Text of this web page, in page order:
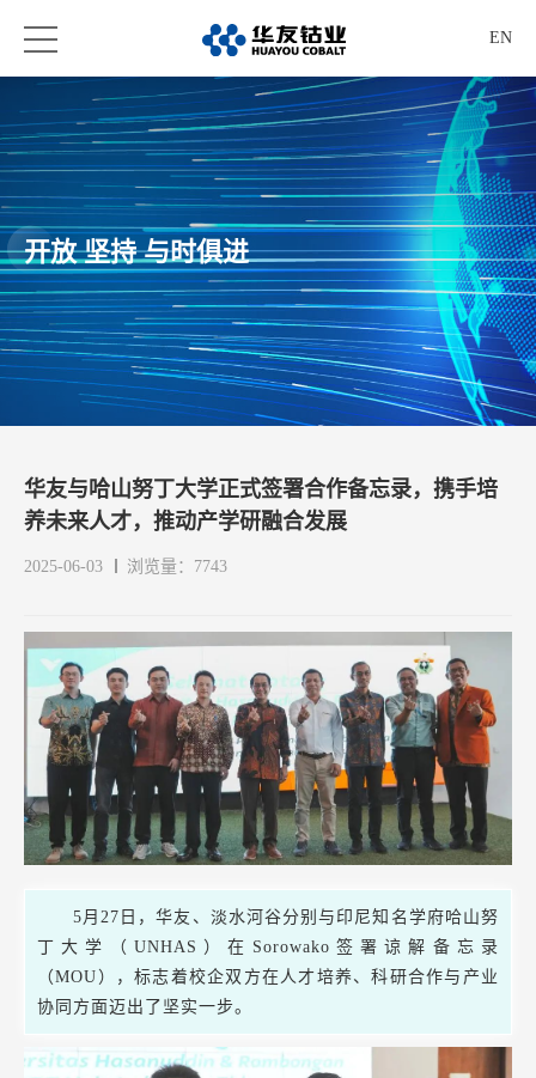
EN
开放 坚持 与时俱进
华友与哈山努丁大学正式签署合作备忘录，携手培
养未来人才，推动产学研融合发展
2025-06-03 浏览量：7743
5月27日，华友、淡水河谷分别与印尼知名学府哈山努
丁大学（UNHAS）在Sorowako签署谅解备忘录
（MOU），标志着校企双方在人才培养、科研合作与产业
协同方面迈出了坚实一步。